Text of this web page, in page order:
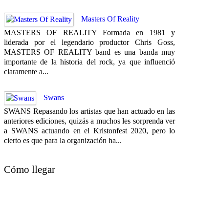
Masters Of Reality
MASTERS OF REALITY Formada en 1981 y
liderada por el legendario productor Chris Goss,
MASTERS OF REALITY band es una banda muy
importante de la historia del rock, ya que influenció
claramente a...
Swans
SWANS Repasando los artistas que han actuado en las
anteriores ediciones, quizás a muchos les sorprenda ver
a SWANS actuando en el Kristonfest 2020, pero lo
cierto es que para la organización ha...
Cómo llegar